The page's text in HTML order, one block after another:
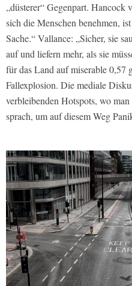
„düsterer“ Gegenpart. Hancock
sich die Menschen benehmen,
Sache.“ Vallance: „Sicher, sie
auf und liefern mehr, als sie
für das Land auf miserable 0,57
Fallexplosion. Die mediale
verbleibenden Hotspots, wo
sprach, um auf diesem Weg